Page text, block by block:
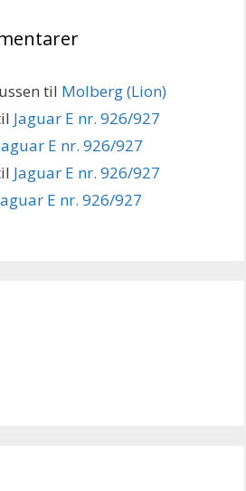
til Molberg (Lion)
Jaguar E nr. 926/927
E nr. 926/927
Jaguar E nr. 926/927
E nr. 926/927